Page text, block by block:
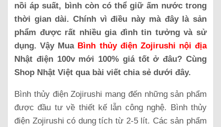
nồi áp suất, bình còn có thể giữ ấm nước trong
thời gian dài. Chính vì điều này mà đây là sản
phẩm được rất nhiều gia đình tin tưởng và sử
dụng. Vậy Mua Bình thủy điện Zojirushi nội địa
Nhật điện 100v mới 100% giá tốt ở đâu? Cùng
Shop Nhật Việt qua bài viết chia sẻ dưới đây.
Bình thủy điện Zojirushi mang đến những sản phẩm
được đầu tư về thiết kế lẫn công nghệ. Bình thủy
điện Zojirushi có dung tích từ 2-5 lít. Các sản phẩm